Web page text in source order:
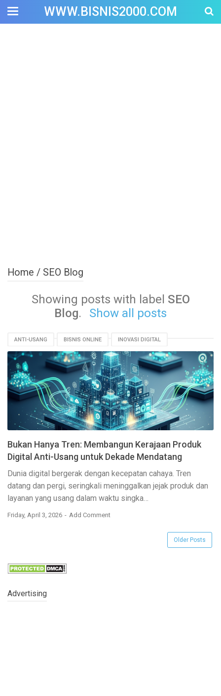
WWW.BISNIS2000.COM
Home / SEO Blog
Showing posts with label SEO
Blog. Show all posts
ANTI-USANG BISNIS ONLINE INOVASI DIGITAL
MASA DEPAN BISNIS PENGEMBANGAN PRODUK
PRODUK DIGITAL SEO BLOG STRATEGI JANGKA PANJANG
Bukan Hanya Tren: Membangun Kerajaan Produk
Digital Anti-Usang untuk Dekade Mendatang
Dunia digital bergerak dengan kecepatan cahaya. Tren
datang dan pergi, seringkali meninggalkan jejak produk dan
layanan yang usang dalam waktu singka…
Friday, April 3, 2026 Add Comment
Older Posts
Advertising